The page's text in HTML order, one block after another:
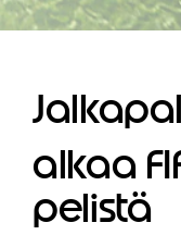
alkaa
pelistä